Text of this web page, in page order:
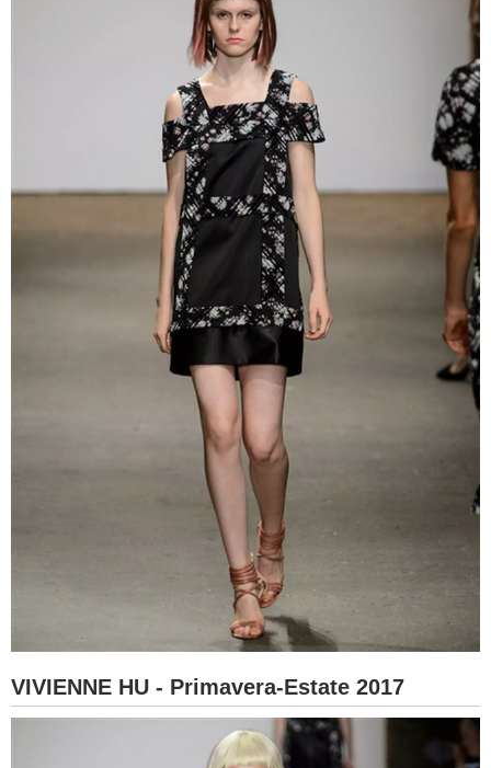
VIVIENNE HU - Primavera-Estate 2017